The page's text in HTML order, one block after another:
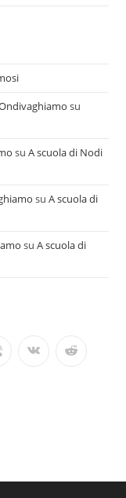
su
suA scuola di Nodi
suA scuola di
suA scuola di